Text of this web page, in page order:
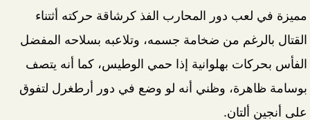
مميزة في لعب دور المحارب الفذ كرشاقة حركته أثتناء
القتال بالرغم من ضخامة جسمه، وتلاعبه بسلاحه المفضل
الفأس بحركات بهلوانية إذا حمي الوطيس، كما أنه يتصف
بوسامة ظاهرة، وظني أنه لو وضع في دور أرطغرل لتفوق
على أنجين ألتان.